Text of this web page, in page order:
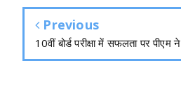
Previous
10वीं बोर्ड परीक्षा में सफलता पर पीएम